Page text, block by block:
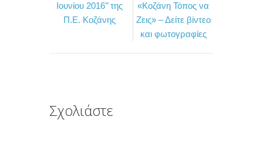
o
k
r
τ
ε
Ιουνίου 2016’’ της
Π.Ε. Κοζάνης
«Κοζάνη Τόπος να
Ζεις» – Δείτε βίντεο
και φωτογραφίες
Σχολιάστε